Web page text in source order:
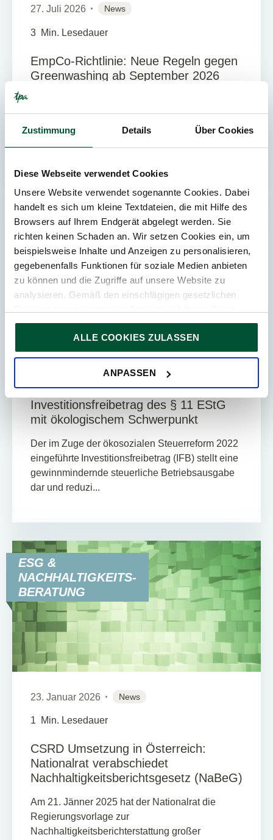
Zustimmung Details Über Cookies
Diese Webseite verwendet Cookies
Unsere Website verwendet sogenannte Cookies. Dabei
handelt es sich um kleine Textdateien, die mit Hilfe des
Browsers auf Ihrem Endgerät abgelegt werden. Sie
richten keinen Schaden an. Wir setzen Cookies ein, um
beispielsweise Inhalte und Anzeigen zu personalisieren,
gegebenenfalls Funktionen für soziale Medien anbieten
zu können und die Zugriffe auf unsere Website zu
analysieren. Gemäß den einschlägigen gesetzlichen
speichern, wenn diese für den Betrieb unserer Website
unbedingt notwendig sind. Für alle anderen Cookie-Typen
ersuchen wir um Ihre Einwilligung.
Sie können Ihre Einwilligung jederzeit in der
ALLE COOKIES ZULASSEN
ANPASSEN
27. Juli 2026 News
3 Min. Lesedauer
EmpCo-Richtlinie: Neue Regeln gegen
Greenwashing ab September 2026
neue Vorgaben für Umwelt- und
Nachhaltigkeitsaussagen. Die EmpCo-Richtlinie
STEUERBERATUNG
6. Mai 2026 News
Min. Lesedauer
Investitionsfreibetrag des § 11 EStG
mit ökologischem Schwerpunkt
Der im Zuge der ökosozialen Steuerreform 2022
eingeführte Investitionsfreibetrag (IFB) stellt eine
gewinnmindernde steuerliche Betriebsausgabe
dar und reduzi...
ESG &
NACHHALTIGKEITS-
BERATUNG
23. Januar 2026 News
1 Min. Lesedauer
CSRD Umsetzung in Österreich:
Nationalrat verabschiedet
Nachhaltigkeitsberichtsgesetz (NaBeG)
Am 21. Jänner 2025 hat der Nationalrat die
Regierungsvorlage zur
Nachhaltigkeitsberichterstattung großer